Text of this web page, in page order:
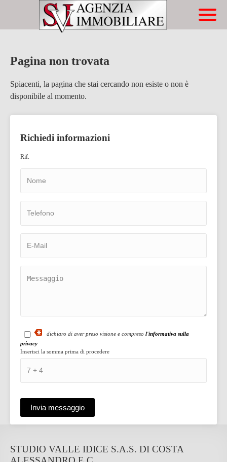
Immobili In Vendita
Chi Siamo
Affitti
Pagina non trovata
Spiacenti, la pagina che stai cercando non esiste o non è
disponibile al momento.
Richiedi informazioni
Rif.
dichiaro di aver preso visione e compreso l'informativa sulla
privacy
Inserisci la somma prima di procedere
STUDIO VALLE IDICE S.A.S. DI COSTA